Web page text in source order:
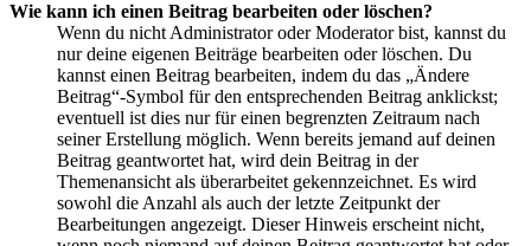
Wie kann ich einen Beitrag bearbeiten oder löschen?
Wenn du nicht Administrator oder Moderator bist, kannst du
nur deine eigenen Beiträge bearbeiten oder löschen. Du
kannst einen Beitrag bearbeiten, indem du das „Ändere
Beitrag“-Symbol für den entsprechenden Beitrag anklickst;
eventuell ist dies nur für einen begrenzten Zeitraum nach
seiner Erstellung möglich. Wenn bereits jemand auf deinen
Beitrag geantwortet hat, wird dein Beitrag in der
Themenansicht als überarbeitet gekennzeichnet. Es wird
sowohl die Anzahl als auch der letzte Zeitpunkt der
Bearbeitungen angezeigt. Dieser Hinweis erscheint nicht,